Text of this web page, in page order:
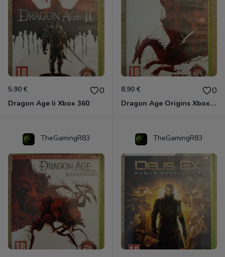
5.90 € 0
Dragon Age Ii Xbox 360
8.90 € 0
Dragon Age Origins Xbox 360
TheGamingR83 TheGamingR83